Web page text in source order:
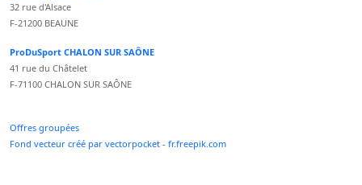
32 rue d'Alsace
F-21200 BEAUNE
ProDuSport CHALON SUR SAÔNE
41 rue du Châtelet
F-71100 CHALON SUR SAÔNE
Offres groupées
Fond vecteur créé par vectorpocket - fr.freepik.com